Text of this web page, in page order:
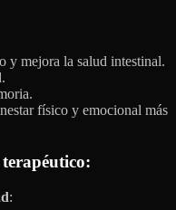
y mejora la salud intestinal.
físico y emocional más
terapéutico:
: